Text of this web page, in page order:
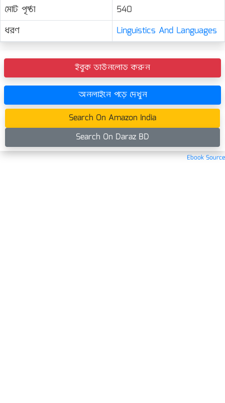
মোট পৃষ্ঠা
540
ধরণ
Linguistics And Languages
ইবুক ডাউনলোড করুন
অনলাইনে পড়ে দেখুন
Search On Amazon India
Search On Daraz BD
Ebook Source